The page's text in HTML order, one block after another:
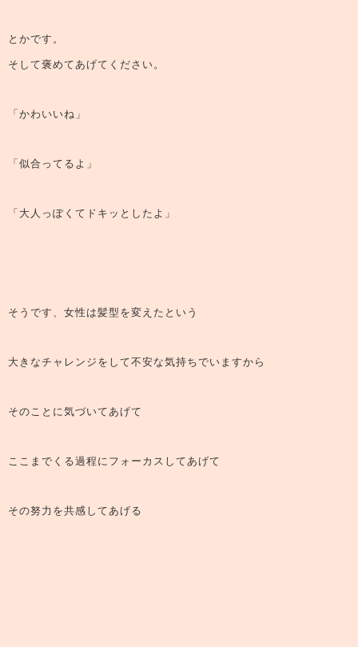
とかです。
そして褒めてあげてください。
「かわいいね」
「似合ってるよ」
「大人っぽくてドキッとしたよ」
そうです、女性は髪型を変えたという
大きなチャレンジをして不安な気持ちでいますから
そのことに気づいてあげて
ここまでくる過程にフォーカスしてあげて
その努力を共感してあげる